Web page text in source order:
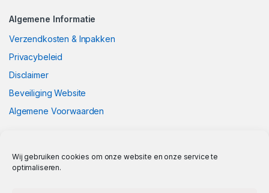
Wij gebruiken cookies om onze website en onze service te
optimaliseren.
Algemene Informatie
Verzendkosten & Inpakken
Privacybeleid
Disclaimer
Beveiliging Website
Algemene Voorwaarden